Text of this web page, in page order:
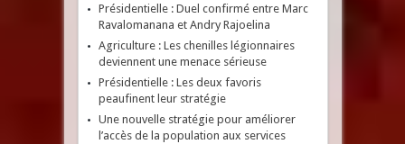
Présidentielle : Duel confirmé entre Marc
Ravalomanana et Andry Rajoelina
Agriculture : Les chenilles légionnaires
deviennent une menace sérieuse
Présidentielle : Les deux favoris
peaufinent leur stratégie
Une nouvelle stratégie pour améliorer
l’accès de la population aux services